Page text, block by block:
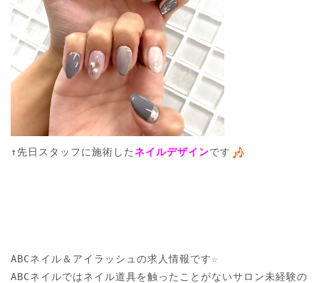
↑先日スタッフに施術したネイルデザインです
ABCネイル＆アイラッシュの求人情報です☆
ABCネイルではネイル道具を触ったことがないサロン未経験の